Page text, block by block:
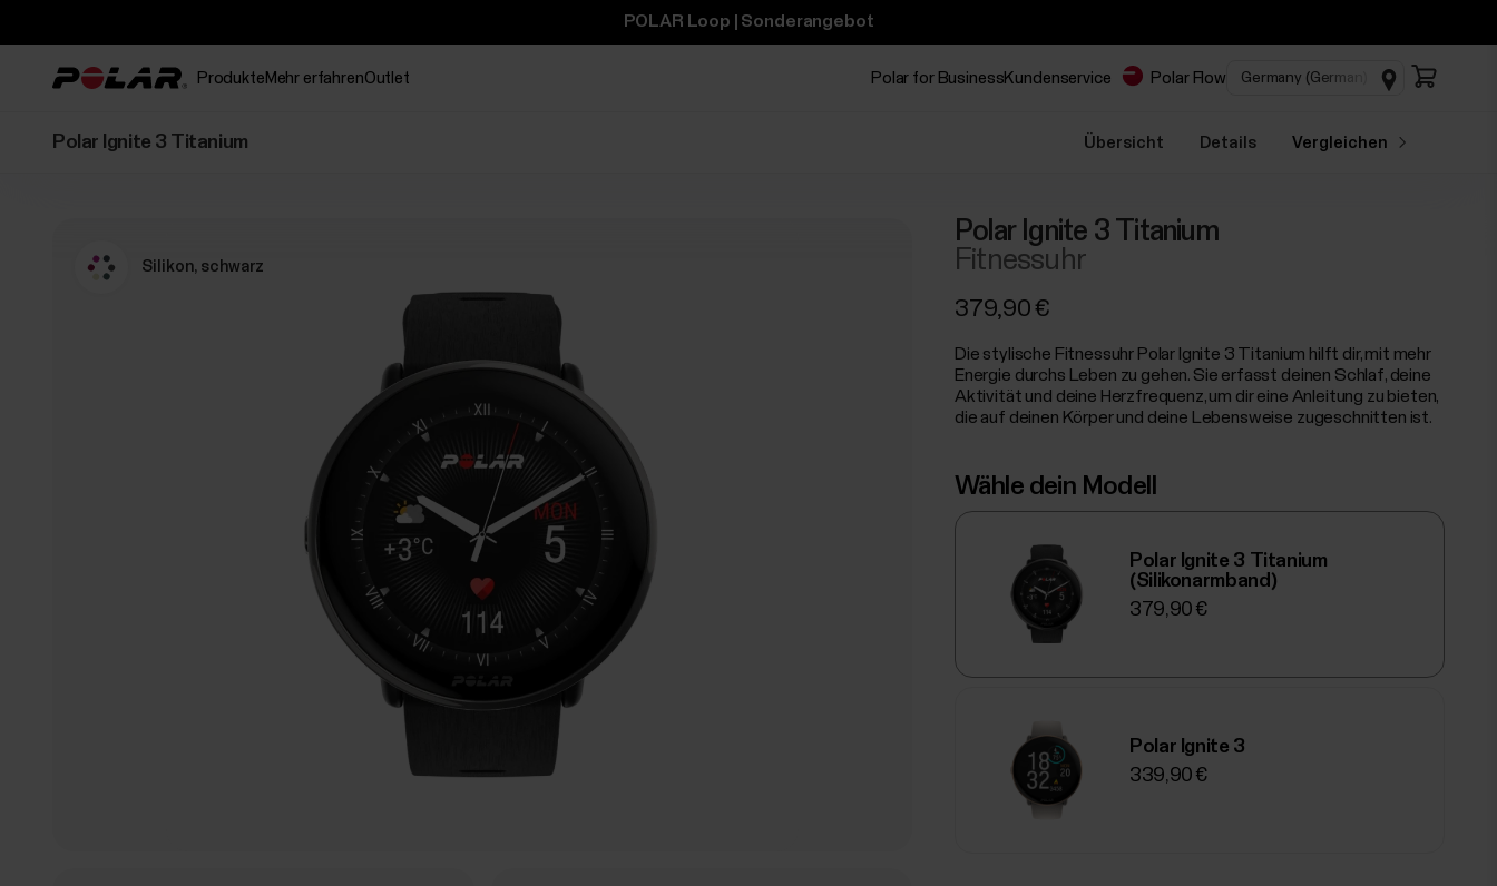
POLAR Loop | Sonderangebot
Produkte Mehr erfahrenOutlet Polar for BusinessKundenservice Polar Flow
Polar Ignite 3 Titanium Übersicht Details Vergleichen
Silikon, schwarz
Polar Ignite 3 Titanium
Fitnessuhr
379,90 €
Die stylische Fitnessuhr Polar Ignite 3 Titanium hilft dir, mit mehr
Energie durchs Leben zu gehen. Sie erfasst deinen Schlaf, deine
Aktivität und deine Herzfrequenz, um dir eine Anleitung zu bieten,
die auf deinen Körper und deine Lebensweise zugeschnitten ist.
Wähle dein Modell
Polar Ignite 3 Titanium
(Silikonarmband)
379,90 €
Polar Ignite 3
339,90 €